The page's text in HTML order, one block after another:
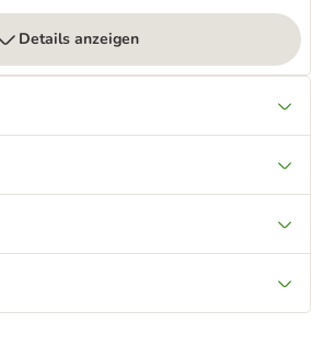
Details anzeigen